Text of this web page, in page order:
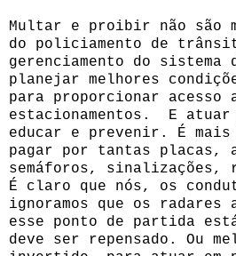
Multar e proibir não são
do policiamento de
gerenciamento do sistema
planejar melhores
para proporcionar acesso
estacionamentos. E
educar e prevenir. É mais
pagar por tantas placas,
semáforos, sinalizações,
É claro que nós, os
ignoramos que os radares
esse ponto de partida
deve ser repensado. Ou